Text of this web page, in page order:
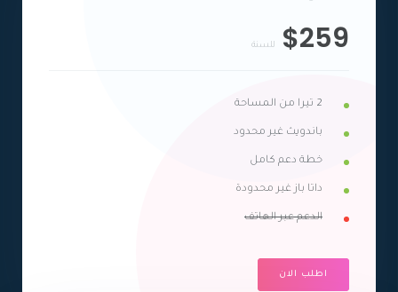
$259 للسنة
2 تيرا من المساحة
باندويث غير محدود
خطة دعم كامل
داتا باز غير محدودة
الدعم عبر الهاتف
اطلب الان